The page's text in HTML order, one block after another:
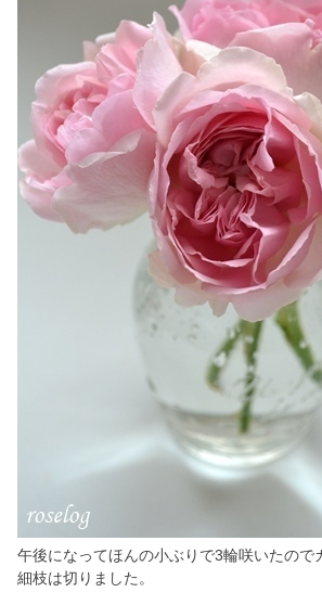
午後になってほんの小ぶりで3輪咲いたので
細枝は切りました。